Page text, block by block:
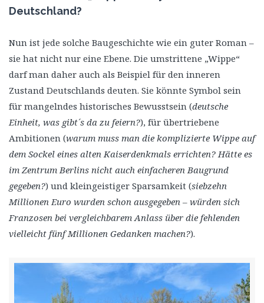
Deutschland?
Nun ist jede solche Baugeschichte wie ein guter Roman –
sie hat nicht nur eine Ebene. Die umstrittene „Wippe“
darf man daher auch als Beispiel für den inneren
Zustand Deutschlands deuten. Sie könnte Symbol sein
für mangelndes historisches Bewusstsein (deutsche
Einheit, was gibt´s da zu feiern?), für übertriebene
Ambitionen (warum muss man die komplizierte Wippe auf
dem Sockel eines alten Kaiserdenkmals errichten? Hätte es
im Zentrum Berlins nicht auch einfacheren Baugrund
gegeben?) und kleingeistiger Sparsamkeit (siebzehn
Millionen Euro wurden schon ausgegeben – würden sich
Franzosen bei vergleichbarem Anlass über die fehlenden
vielleicht fünf Millionen Gedanken machen?).